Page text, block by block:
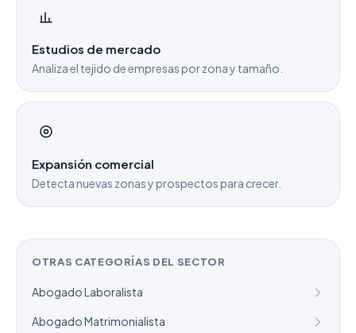
Estudios de mercado
Analiza el tejido de empresas por zona y tamaño.
Expansión comercial
Detecta nuevas zonas y prospectos para crecer.
OTRAS CATEGORÍAS DEL SECTOR
Abogado Laboralista
Abogado Matrimonialista